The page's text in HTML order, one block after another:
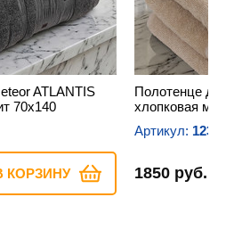
ATLANTIS
70х140
КОРЗИНУ
Полотенце
хлопковая
Артикул:
1850 руб.